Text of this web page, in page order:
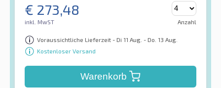
€ 273,48
inkl. MwST Anzahl
Voraussichtliche Lieferzeit - Di 11 Aug. - Do. 13 Aug.
Kostenloser Versand
Warenkorb